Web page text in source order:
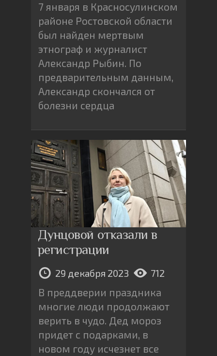
7 января в Красносулинском
районе Ростовской области
был найден мертвым
этнограф и журналист
Александр Рыбин. По
предварительным данным,
Александр скончался от
болезни сердца
Дунцовой отказали в
регистрации
29 декабря 2023 712
В преддверии праздника
многие люди продолжают
верить в чудо. Дед мороз
придет с подарками, в
новом году исчезнет все